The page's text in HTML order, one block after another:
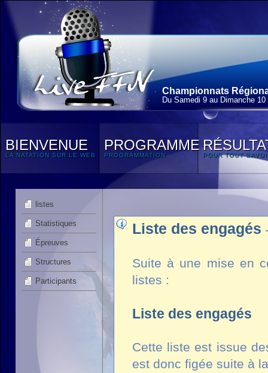
Championnats
Du Samedi 9 au Dimanche
BIENVENUE
LA NATATION SUR LE WEB
PROGRAMME
PROGRAMMATION POUR TOUT
listes
Statistiques
Épreuves
Structures
Participants
Liste des engagés
Suite à une mise en
listes :
Liste des engagés
Cette liste est issue
est donc figée suite à